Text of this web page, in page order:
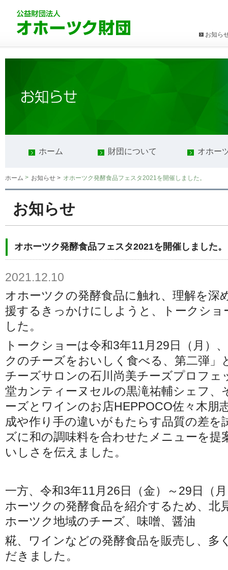
お知ら
ホーム 財団について オホー
ホーム > お知らせ > オホーツク発酵食品フェスタ2021を開催しました。
お知らせ
オホーツク発酵食品フェスタ2021を開催しました。
2021.12.10
オホーツクの発酵食品に触れ、理解を深
援するきっかけにしようと、トークショ
した。
トークショーは令和3年11月29日（月）
クのチーズをおいしく食べる、第二弾」
チーズサロンの石川尚美チーズプロフ
堂カンティーヌセルの黒滝祐輔シェフ、
ーズとワインのお店HEPPOCO佐々木朋
成や作り手の違いがもたらす品質の差を
ズに和の調味料を合わせたメニューを提
いしさを伝えました。
一方、令和3年11月26日（金）～29日（
ホーツクの発酵食品を紹介するため、北
ホーツク地域のチーズ、味噌、醤油
糀、ワインなどの発酵食品を販売し、多
だきま した。